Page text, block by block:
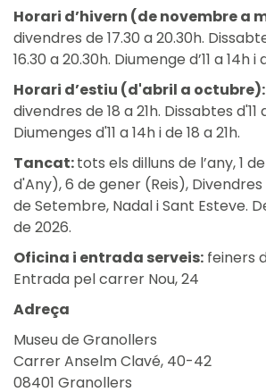
Horari d’hivern (de novembre a
divendres de 17.30 a 20.30h.
16.30 a 20.30h. Diumenge d’11 a 14h i
Horari d’estiu (d'abril a octubre):
divendres de 18 a 21h. Dissabtes d'11
Diumenges d'11 a 14h i de 18 a 21h.
Tancat:tots els dilluns de l’any, 1
d'Any), 6 de gener (Reis), Divendres
de Setembre, Nadal i Sant Esteve.
de 2026.
Oficina i entrada serveis: feiners
Entrada pel carrer Nou, 24
Adreça
Museu de Granollers
Carrer Anselm Clavé, 40-42
08401 Granollers